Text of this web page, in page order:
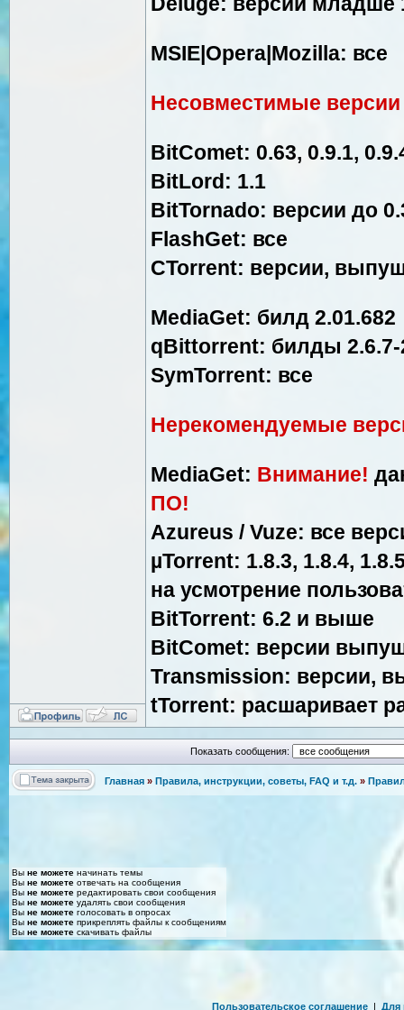
MSIE|Opera|Mozilla: все
Несовместимые версии
BitComet: 0.63, 0.9.1,
BitLord: 1.1
BitTornado: версии до
FlashGet: все
CTorrent: версии,
MediaGet: билд 2.01.682
qBittorrent: билды 2.6.7-
SymTorrent: все
Нерекомендуемые
MediaGet: Внимание!
ПО!
Azureus / Vuze: все
µTorrent: 1.8.3, 1.8.4,
на усмотрение
BitTorrent: 6.2 и выше
BitComet: версии
Transmission: версии,
tTorrent: расшаривает
Показать сообщения:
Главная » Правила, инструкции, советы, FAQ и т.д. »
Вы не можете начинать темы
Вы не можете отвечать на сообщения
Вы не можете редактировать свои сообщения
Вы не можете удалять свои сообщения
Вы не можете голосовать в опросах
Вы не можете прикреплять файлы к сообщениям
Вы не можете скачивать файлы
Пользовательское соглашение | Для